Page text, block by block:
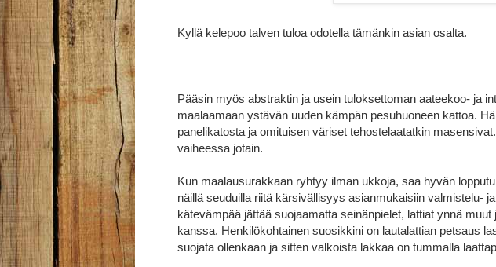
Kyllä kelepoo talven tuloa odotella tämänkin asian osalta.
Pääsin myös abstraktin ja usein tuloksettoman aateekoo- ja
maalaamaan ystävän uuden kämpän pesuhuoneen kattoa.
panelikatosta ja omituisen väriset tehostelaatatkin
vaiheessa jotain.
Kun maalausurakkaan ryhtyy ilman ukkoja, saa hyvän
näillä seuduilla riitä kärsivällisyys asianmukaisiin valmistelu-
kätevämpää jättää suojaamatta seinänpielet, lattiat ynnä
kanssa. Henkilökohtainen suosikkini on lautalattian petsaus
suojata ollenkaan ja sitten valkoista lakkaa on tummalla